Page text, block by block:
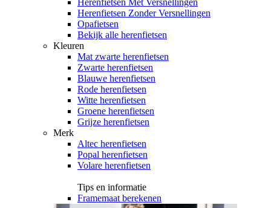
Herenfietsen Met Versnellingen
Herenfietsen Zonder Versnellingen
Opafietsen
Bekijk alle herenfietsen
Kleuren
Mat zwarte herenfietsen
Zwarte herenfietsen
Blauwe herenfietsen
Rode herenfietsen
Witte herenfietsen
Groene herenfietsen
Grijze herenfietsen
Merk
Altec herenfietsen
Popal herenfietsen
Volare herenfietsen
Tips en informatie
Framemaat berekenen